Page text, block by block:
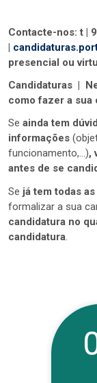
Contacte-nos: t |
|
presencial ou
Candidaturas |
como fazer a sua
Se ainda tem
informações
funcionamento,...),
antes de se
Se já tem todas
formalizar a sua
candidatura no
candidatura